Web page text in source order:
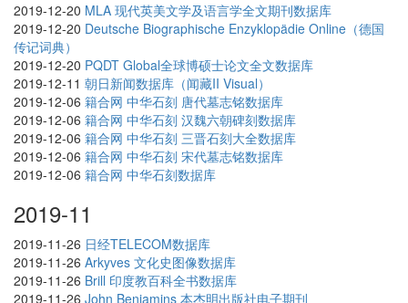
2019-12-20 MLA 现代英美文学及语言学全文期刊数据库
2019-12-20 Deutsche Biographische Enzyklopädie Online（德国
传记词典）
2019-12-20 PQDT Global全球博硕士论文全文数据库
2019-12-11 朝日新闻数据库（闻藏II Visual）
2019-12-06 籍合网 中华石刻 唐代墓志铭数据库
2019-12-06 籍合网 中华石刻 汉魏六朝碑刻数据库
2019-12-06 籍合网 中华石刻 三晋石刻大全数据库
2019-12-06 籍合网 中华石刻 宋代墓志铭数据库
2019-12-06 籍合网 中华石刻数据库
2019-11
2019-11-26 日经TELECOM数据库
2019-11-26 Arkyves 文化史图像数据库
2019-11-26 Brill 印度教百科全书数据库
2019-11-26 John Benjamins 本杰明出版社电子期刊